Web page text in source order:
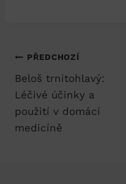
Navigace
pro
příspěvek
PŘEDCHOZÍ
Beloš trnitohlavý:
Léčivé účinky a
použití v domácí
medicíně